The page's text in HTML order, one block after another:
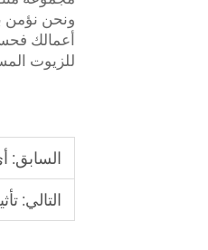
ونحن نؤمن
أعمالك
للزيوت
السابق:
التالي: